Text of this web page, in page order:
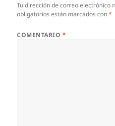
Tu dirección de correo electrónico
obligatorios están marcados con*
COMENTARIO *